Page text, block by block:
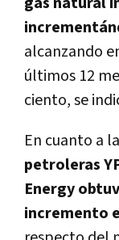
alcanzando
últimos 12
ciento, se
En cuanto a
petroleras
Energy
incremento